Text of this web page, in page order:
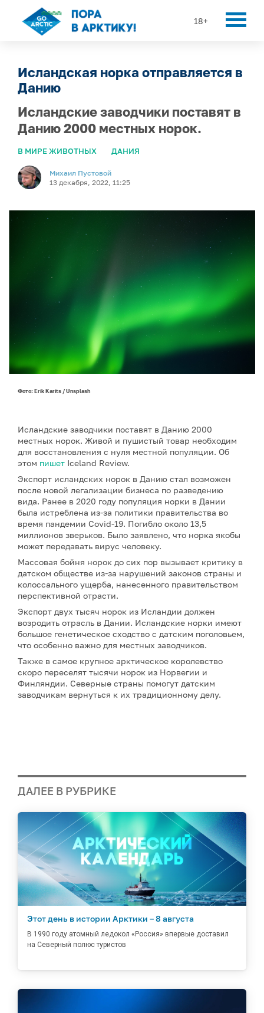
18+
Исландская норка отправляется в
Данию
Исландские заводчики поставят в
Данию 2000 местных норок.
В МИРЕ ЖИВОТНЫХ ДАНИЯ
Михаил Пустовой
13 декабря, 2022, 11:25
Фото: Erik Karits / Unsplash
Исландские заводчики поставят в Данию 2000
местных норок. Живой и пушистый товар необходим
для восстановления с нуля местной популяции. Об
этом пишет Iceland Review.
Экспорт исландских норок в Данию стал возможен
после новой легализации бизнеса по разведению
вида. Ранее в 2020 году популяция норки в Дании
была истреблена из-за политики правительства во
время пандемии Covid-19. Погибло около 13,5
миллионов зверьков. Было заявлено, что норка якобы
может передавать вирус человеку.
Массовая бойня норок до сих пор вызывает критику в
датском обществе из-за нарушений законов страны и
колоссального ущерба, нанесенного правительством
перспективной отрасти.
Экспорт двух тысяч норок из Исландии должен
возродить отрасль в Дании. Исландские норки имеют
большое генетическое сходство с датским поголовьем,
что особенно важно для местных заводчиков.
Также в самое крупное арктическое королевство
скоро переселят тысячи норок из Норвегии и
Финляндии. Северные страны помогут датским
заводчикам вернуться к их традиционному делу.
ДАЛЕЕ В РУБРИКЕ
Этот день в истории Арктики – 8 августа
В 1990 году атомный ледокол «Россия» впервые доставил
на Северный полюс туристов